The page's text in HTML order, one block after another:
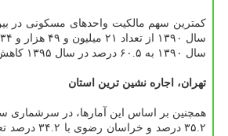
سال ۱۳۹۰ به ۶۰.۵ درصد در سال ۱۳۹۵ كاهش یافته است.
تهران، اجاره نشین ترین استان